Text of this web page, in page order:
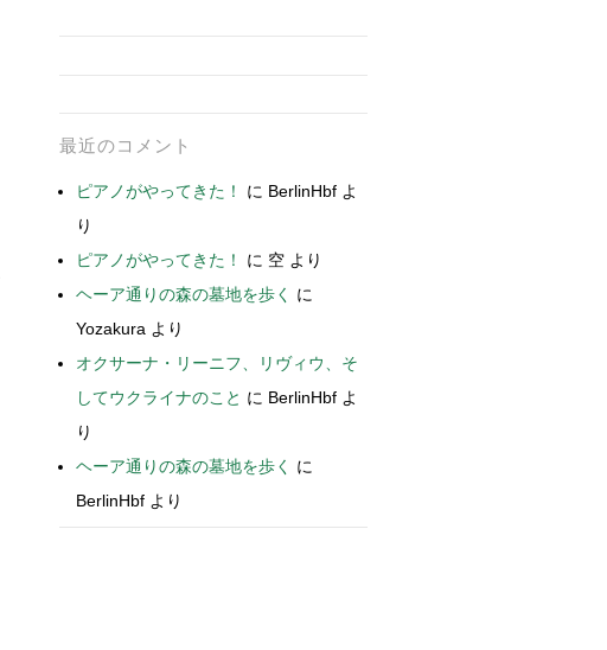
最近のコメント
ピアノがやってきた！ に BerlinHbf よ
り
ピアノがやってきた！
に 空 より
ヘーア通りの森の墓地を歩く
に
Yozakura より
オクサーナ・リーニフ、リヴィウ、そ
してウクライナのこと に BerlinHbf よ
り
ヘーア通りの森の墓地を歩く
に
BerlinHbf より